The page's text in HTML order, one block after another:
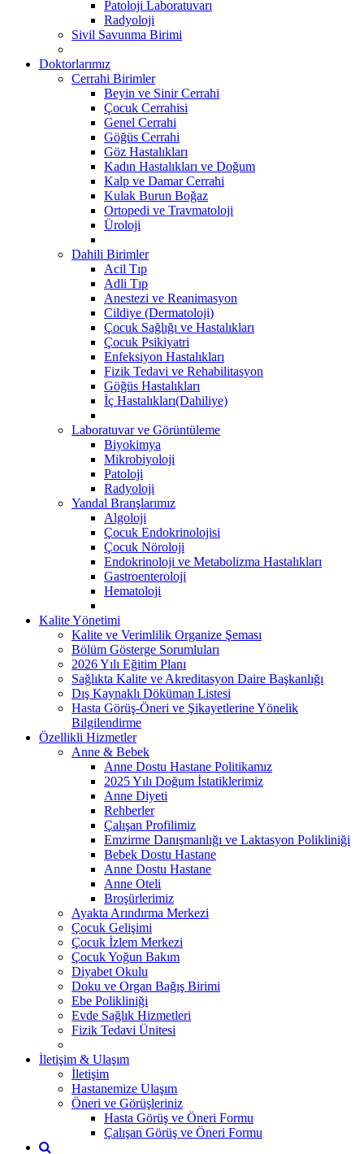
Patoloji Laboratuvarı
Radyoloji
Sivil Savunma Birimi
Doktorlarımız
Cerrahi Birimler
Beyin ve Sinir Cerrahi
Çocuk Cerrahisi
Genel Cerrahi
Göğüs Cerrahi
Göz Hastalıkları
Kadın Hastalıkları ve Doğum
Kalp ve Damar Cerrahi
Kulak Burun Boğaz
Ortopedi ve Travmatoloji
Üroloji
Dahili Birimler
Acil Tıp
Adli Tıp
Anestezi ve Reanimasyon
Cildiye (Dermatoloji)
Çocuk Sağlığı ve Hastalıkları
Çocuk Psikiyatri
Enfeksiyon Hastalıkları
Fizik Tedavi ve Rehabilitasyon
Göğüs Hastalıkları
İç Hastalıkları(Dahiliye)
Laboratuvar ve Görüntüleme
Biyokimya
Mikrobiyoloji
Patoloji
Radyoloji
Yandal Branşlarımız
Algoloji
Çocuk Endokrinolojisi
Çocuk Nöroloji
Endokrinoloji ve Metabolizma Hastalıkları
Gastroenteroloji
Hematoloji
Kalite Yönetimi
Kalite ve Verimlilik Organize Şeması
Bölüm Gösterge Sorumluları
2026 Yılı Eğitim Planı
Sağlıkta Kalite ve Akreditasyon Daire Başkanlığı
Dış Kaynaklı Döküman Listesi
Hasta Görüş-Öneri ve Şikayetlerine Yönelik
Bilgilendirme
Özellikli Hizmetler
Anne & Bebek
Anne Dostu Hastane Politikamız
2025 Yılı Doğum İstatiklerimiz
Anne Diyeti
Rehberler
Çalışan Profilimiz
Emzirme Danışmanlığı ve Laktasyon Polikliniği
Bebek Dostu Hastane
Anne Dostu Hastane
Anne Oteli
Broşürlerimiz
Ayakta Arındırma Merkezi
Çocuk Gelişimi
Çocuk İzlem Merkezi
Çocuk Yoğun Bakım
Diyabet Okulu
Doku ve Organ Bağış Birimi
Ebe Polikliniği
Evde Sağlık Hizmetleri
Fizik Tedavi Ünitesi
İletişim & Ulaşım
İletişim
Hastanemize Ulaşım
Öneri ve Görüşleriniz
Hasta Görüş ve Öneri Formu
Çalışan Görüş ve Öneri Formu